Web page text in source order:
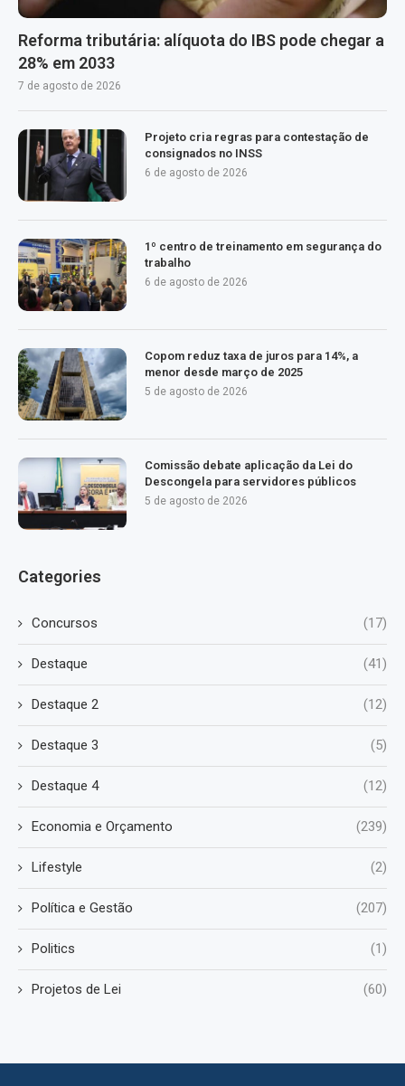
Reforma tributária: alíquota do IBS pode chegar a
28% em 2033
7 de agosto de 2026
Projeto cria regras para contestação de
consignados no INSS
6 de agosto de 2026
1º centro de treinamento em segurança do
trabalho
6 de agosto de 2026
Copom reduz taxa de juros para 14%, a
menor desde março de 2025
5 de agosto de 2026
Comissão debate aplicação da Lei do
Descongela para servidores públicos
5 de agosto de 2026
Categories
Concursos (17)
Destaque (41)
Destaque 2 (12)
Destaque 3 (5)
Destaque 4 (12)
Economia e Orçamento (239)
Lifestyle (2)
Política e Gestão (207)
Politics (1)
Projetos de Lei (60)